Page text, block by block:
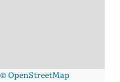
© OpenStreetMap